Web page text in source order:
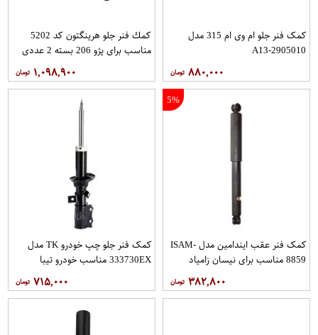
کمک فنر جلو ام وی ام 315 مدل
A13-2905010
۸۸۰,۰۰۰
كمك فنر جلو هرينگتون كد 5202
مناسب براي پژو 206 بسته 2 عددي
۱,۰۹۸,۹۰۰
5%
کمک فنر عقب ایندامین مدل ISAM-
8859 مناسب برای نیسان زامیاد
۳۸۲,۸۰۰
کمک فنر جلو چپ خودرو TK مدل
333730EX مناسب خودرو تیبا
۷۱۵,۰۰۰